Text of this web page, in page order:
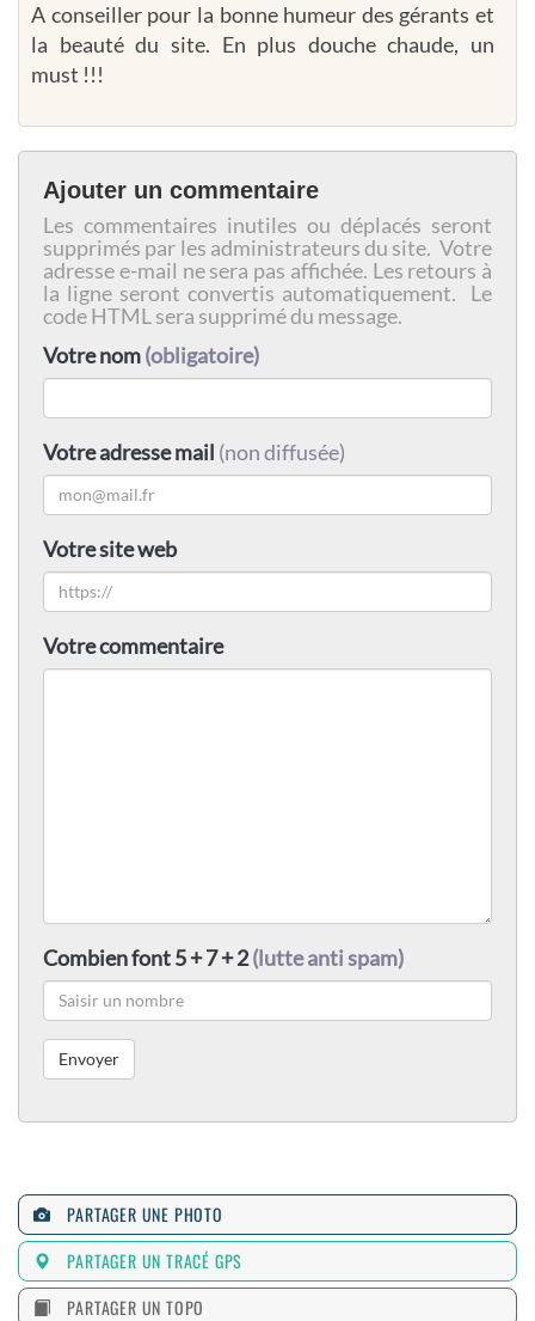
A conseiller pour la bonne humeur des gérants et
la beauté du site. En plus douche chaude, un
must !!!
Ajouter un commentaire
Les commentaires inutiles ou déplacés seront
supprimés par les administrateurs du site. Votre
adresse e-mail ne sera pas affichée. Les retours à
la ligne seront convertis automatiquement. Le
code HTML sera supprimé du message.
Votre nom(obligatoire)
Votre adresse mail (non diffusée)
Votre site web
Votre commentaire
Combien font 5 + 7 + 2(lutte anti spam)
PARTAGER UNE PHOTO
PARTAGER UN TRACÉ GPS
PARTAGER UN TOPO